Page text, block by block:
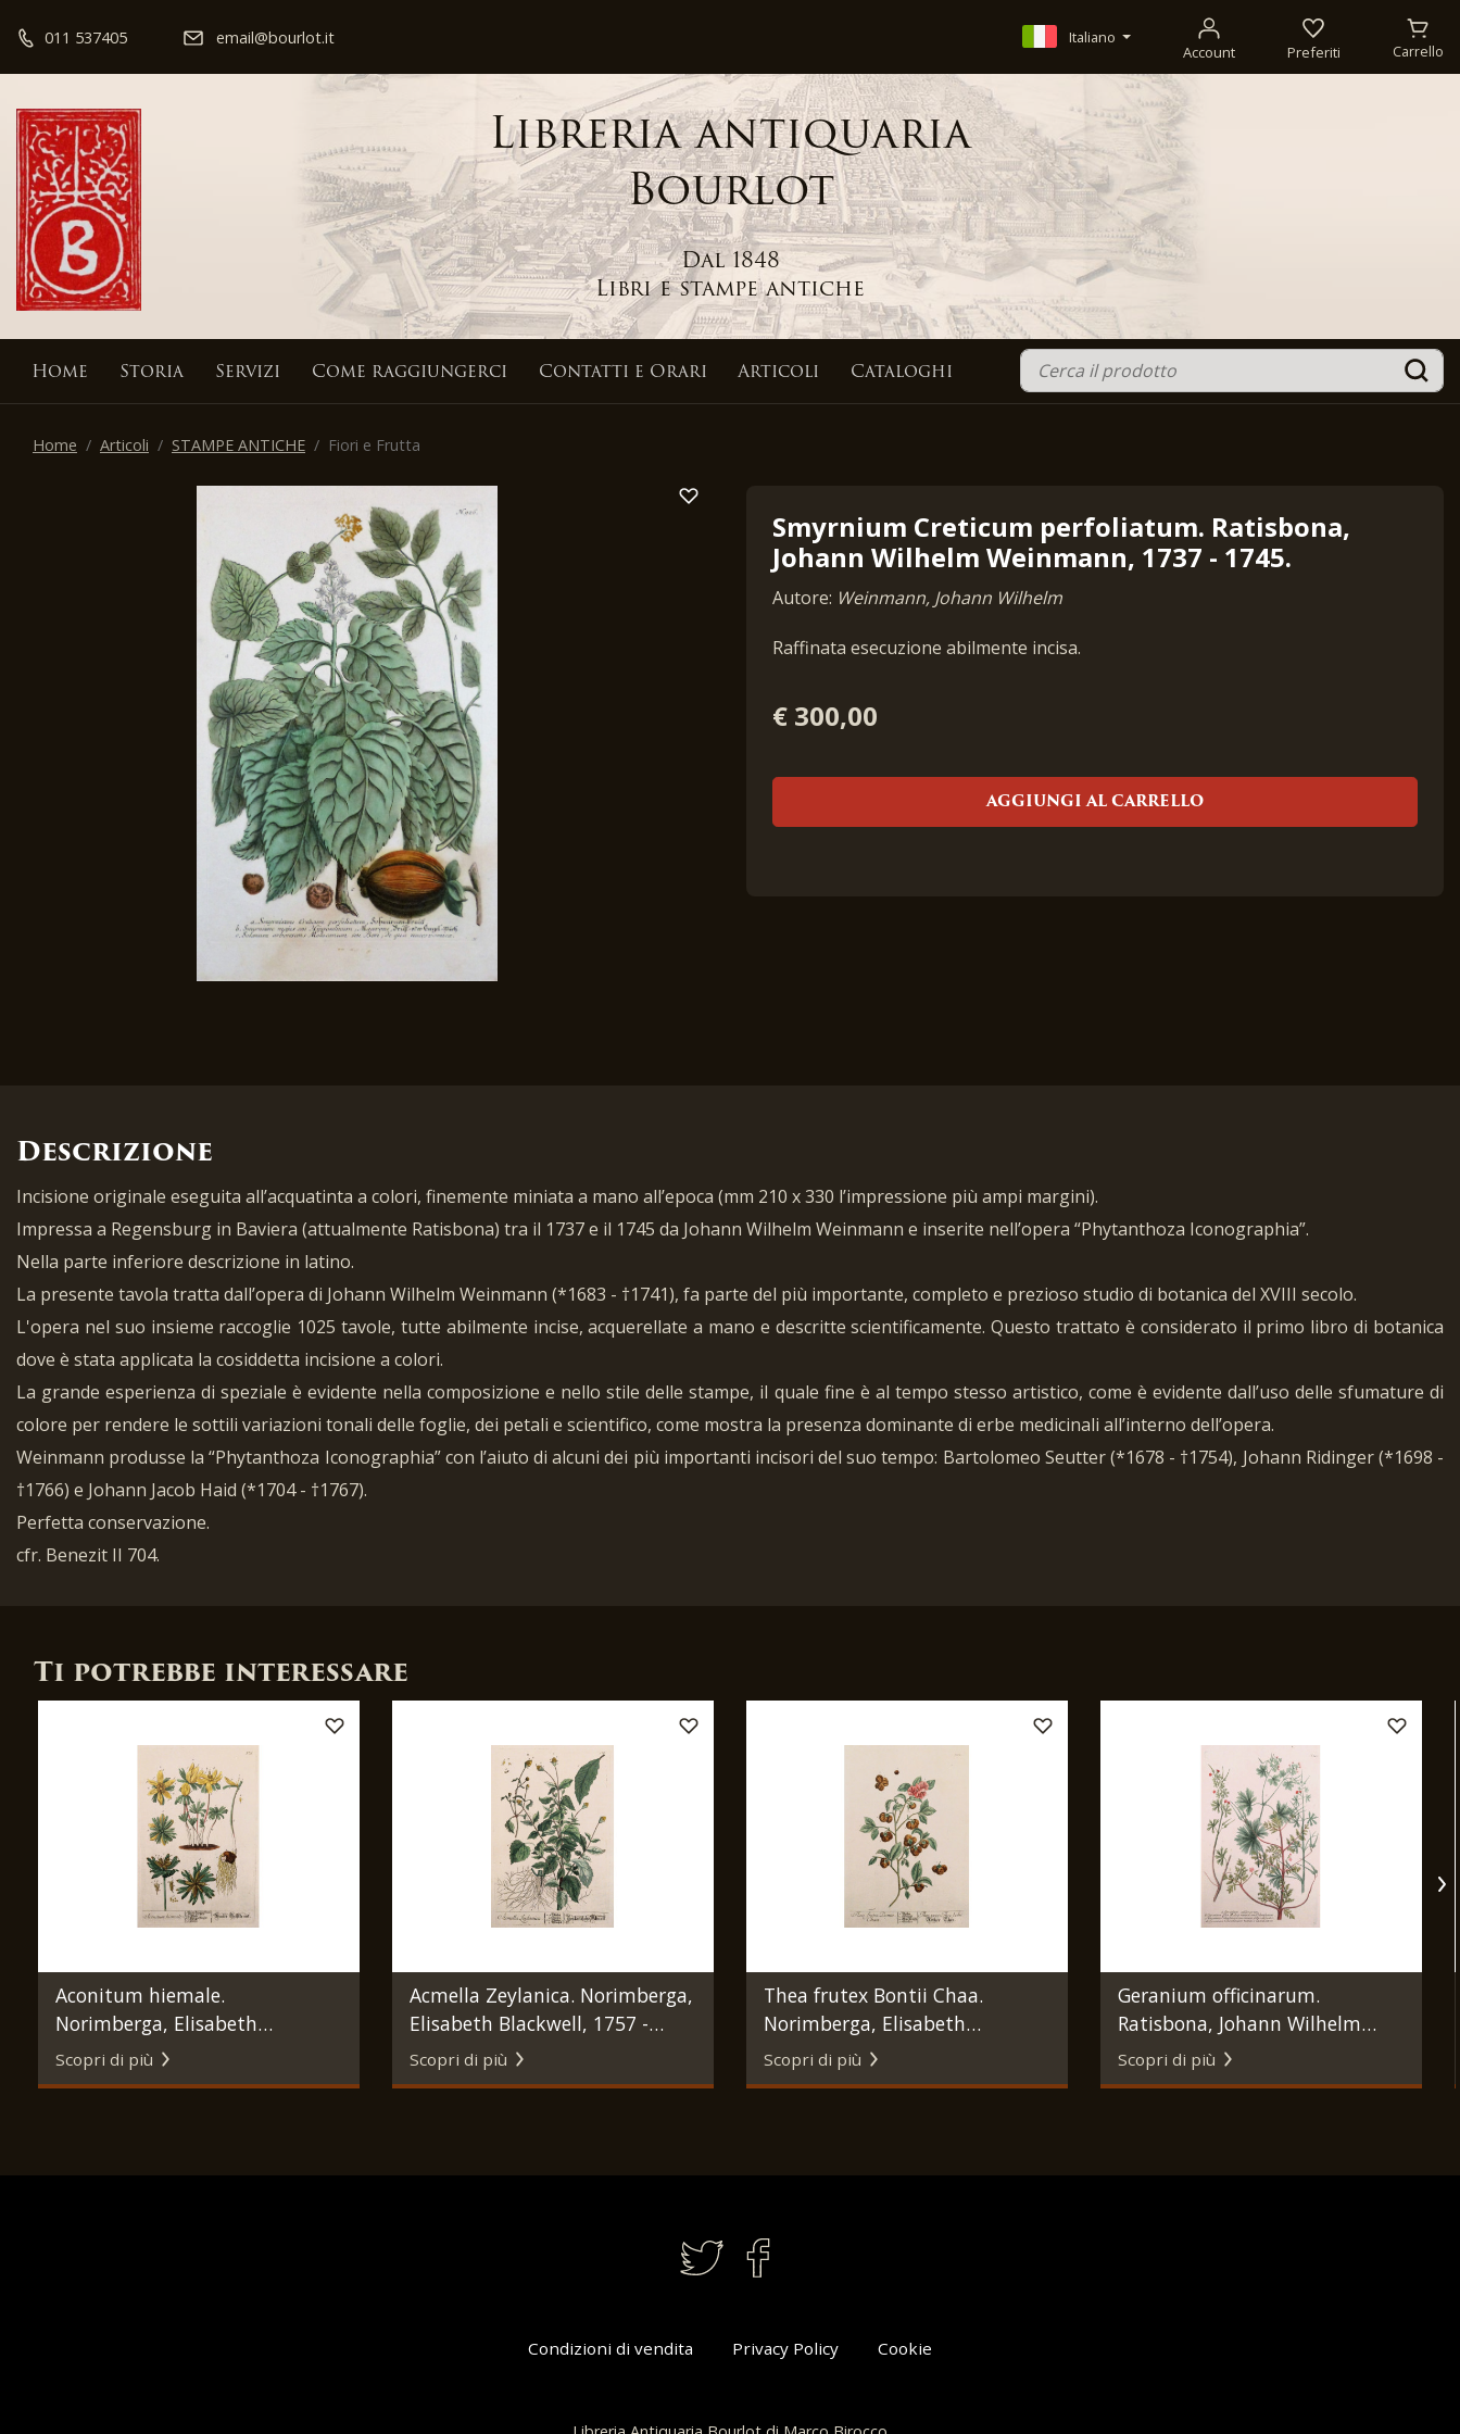
011 537405 email@bourlot.it Italiano
Account Preferiti Carrello
Libreria antiquaria
Bourlot
Dal 1848
Libri e stampe antiche
Home Storia Servizi Come raggiungerci Contatti e Orari Articoli Cataloghi
Home Articoli STAMPE ANTICHE Fiori e Frutta
Smyrnium Creticum perfoliatum. Ratisbona,
Johann Wilhelm Weinmann, 1737 - 1745.
Autore: Weinmann, Johann Wilhelm
Raffinata esecuzione abilmente incisa.
€ 300,00
AGGIUNGI AL CARRELLO
Descrizione
Incisione originale eseguita all’acquatinta a colori, finemente miniata a mano all’epoca (mm 210 x 330 l’impressione più ampi margini).
Impressa a Regensburg in Baviera (attualmente Ratisbona) tra il 1737 e il 1745 da Johann Wilhelm Weinmann e inserite nell’opera “Phytanthoza Iconographia”.
Nella parte inferiore descrizione in latino.
La presente tavola tratta dall’opera di Johann Wilhelm Weinmann (*1683 - †1741), fa parte del più importante, completo e prezioso studio di botanica del XVIII secolo.
L'opera nel suo insieme raccoglie 1025 tavole, tutte abilmente incise, acquerellate a mano e descritte scientificamente. Questo trattato è considerato il primo libro di botanica
dove è stata applicata la cosiddetta incisione a colori.
La grande esperienza di speziale è evidente nella composizione e nello stile delle stampe, il quale fine è al tempo stesso artistico, come è evidente dall’uso delle sfumature di
colore per rendere le sottili variazioni tonali delle foglie, dei petali e scientifico, come mostra la presenza dominante di erbe medicinali all’interno dell’opera.
Weinmann produsse la “Phytanthoza Iconographia” con l’aiuto di alcuni dei più importanti incisori del suo tempo: Bartolomeo Seutter (*1678 - †1754), Johann Ridinger (*1698 -
†1766) e Johann Jacob Haid (*1704 - †1767).
Perfetta conservazione.
cfr. Benezit II 704.
Ti potrebbe interessare
Aconitum hiemale.
Norimberga, Elisabeth
Blackwell, 1757 - 1773.
Scopri di più
Acmella Zeylanica. Norimberga,
Elisabeth Blackwell, 1757 -
1773.
Scopri di più
Thea frutex Bontii Chaa.
Norimberga, Elisabeth
Blackwell, 1757 - 1773.
Scopri di più
Geranium officinarum.
Ratisbona, Johann Wilhelm
Weinmann, 1737 - 1745.
Scopri di più
Condizioni di vendita Privacy Policy Cookie